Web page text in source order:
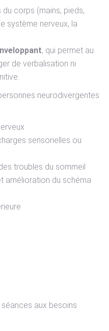
corps (mains, pieds,
système nerveux, la
, qui permet au
de verbalisation ni
neurodivergentes
sensorielles ou
troubles du sommeil
amélioration du schéma
séances aux besoins